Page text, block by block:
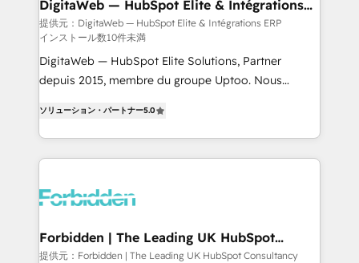
processes, and data to drive revenue efficiency. 🔹
Integrations: Connect HubSpot with your tech stack
for better adoption. 🔹 Custom Solutions: Build
tailored apps, workflows, and configurations. We are
our commitment to data security and compliance. At
OneMetric, we help revenue teams focus on the
OneMetric that matters most: revenue.
DigitaWeb — HubSpot Elite & Intégrations
ERP
提供元：DigitaWeb — HubSpot Elite & Intégrations ERP
インストール数10件未満
DigitaWeb — HubSpot Elite Solutions, Partner
depuis 2015, membre du groupe Uptoo. Nous
Ventes et Service sur HubSpot grâce à la Revenue
Architecture : alignement des équipes, pipeline
prévisible, croissance mesurable. 🔌 Intégrations
Dynamics..), VOIP (Aircall, Ringover, Modjo), Shopify,
Extensions (React), Serverless Node.js, Custom
Objects, thèmes HubL, agents IA & Breeze AI. 🎯
ソリューション・パートナー5.0
Forbidden | The Leading UK HubSpot
Consultancy
提供元：Forbidden | The Leading UK HubSpot Consultancy